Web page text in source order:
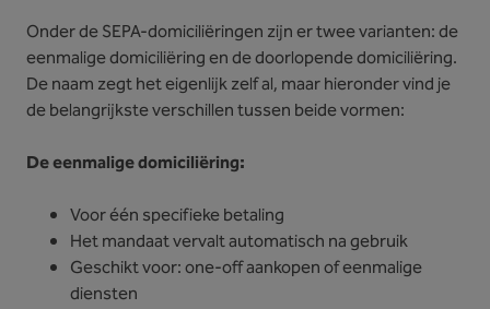
Onder de SEPA-domiciliëringen zijn er twee varianten: de
eenmalige domiciliëring en de doorlopende domiciliëring.
De naam zegt het eigenlijk zelf al, maar hieronder vind je
de belangrijkste verschillen tussen beide vormen:
De eenmalige domiciliëring:
Voor één specifieke betaling
Het mandaat vervalt automatisch na gebruik
Geschikt voor: one-off aankopen of eenmalige
diensten